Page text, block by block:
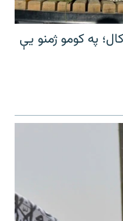
په کومو ژمنو یې